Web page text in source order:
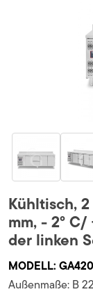
Kühltisch,
mm, - 2°
der linken
MODELL:
Außenmaße: B